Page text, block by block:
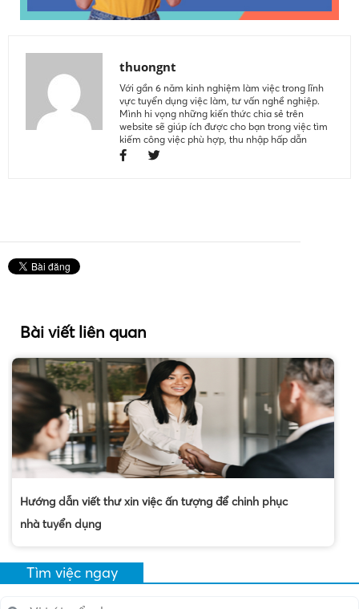
thuongnt
Với gần 6 năm kinh nghiệm làm việc trong lĩnh
vực tuyển dụng việc làm, tư vấn nghề nghiệp.
Mình hi vọng những kiến thức chia sẻ trên
website sẽ giúp ích được cho bạn trong việc tìm
kiếm công việc phù hợp, thu nhập hấp dẫn
Bài viết liên quan
Hướng dẫn viết thư xin việc ấn tượng để chinh phục
nhà tuyển dụng
Tìm việc ngay